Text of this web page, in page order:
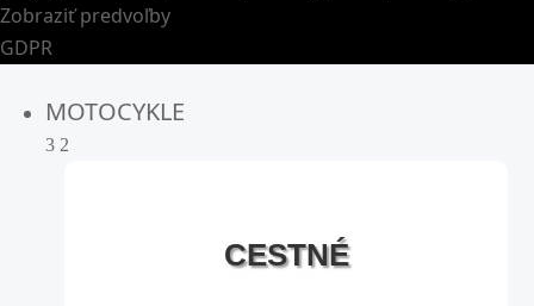
Zobraziť predvoľby
GDPR
MOTOCYKLE
3 2
CESTNÉ